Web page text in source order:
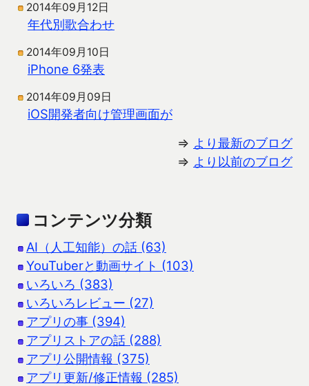
2014年09月12日
年代別歌合わせ
2014年09月10日
iPhone 6発表
2014年09月09日
iOS開発者向け管理画面が
⇒ より最新のブログ
⇒ より以前のブログ
コンテンツ分類
AI（人工知能）の話 (63)
YouTuberと動画サイト (103)
いろいろ (383)
いろいろレビュー (27)
アプリの事 (394)
アプリストアの話 (288)
アプリ公開情報 (375)
アプリ更新/修正情報 (285)